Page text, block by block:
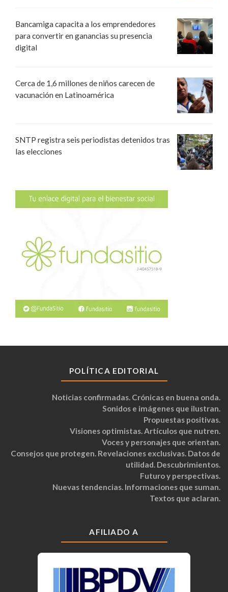
Bancamiga capacita a los emprendedores
para convertir en ganancias su presencia
digital
Cerca de 1,6 millones de niños carecen de
vacunación en Latinoamérica
SNTP registra seis periodistas detenidos tras
las elecciones
POLÍTICA EDITORIAL
Noticias confirmadas. Crónicas en buena onda.
Sonidos e imágenes que ilustran.
Propuestas positivas.
Visiones optimistas. Artículos que nutren.
Voces y personajes que orientan.
Consejos que protegen. Revelaciones exclusivas. Datos de
utilidad. Descubrimientos.
Futuro y perspectivas.
Nuevas tendencias. Informaciones que suman.
Textos que aclaran.
AFILIADO A